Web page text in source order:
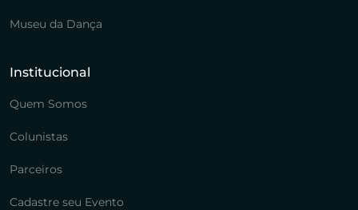
Museu da Dança
Institucional
Quem Somos
Colunistas
Parceiros
Cadastre seu Evento